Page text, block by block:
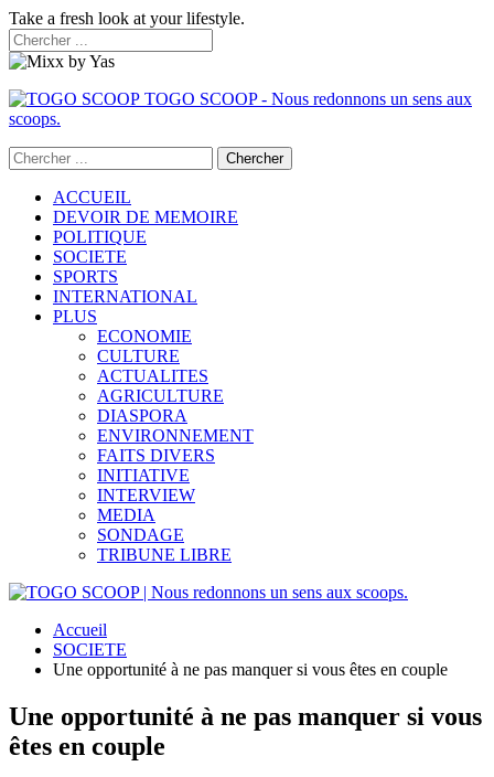
Take a fresh look at your lifestyle.
TOGO SCOOP - Nous redonnons un sens aux
scoops.
ACCUEIL
DEVOIR DE MEMOIRE
POLITIQUE
SOCIETE
SPORTS
INTERNATIONAL
PLUS
ECONOMIE
CULTURE
ACTUALITES
AGRICULTURE
DIASPORA
ENVIRONNEMENT
FAITS DIVERS
INITIATIVE
INTERVIEW
MEDIA
SONDAGE
TRIBUNE LIBRE
Accueil
SOCIETE
Une opportunité à ne pas manquer si vous êtes en couple
Une opportunité à ne pas manquer si vous
êtes en couple